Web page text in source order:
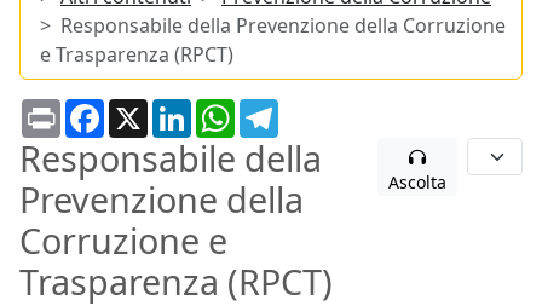
Responsabile della Prevenzione della Corruzione
e Trasparenza (RPCT)
PrintFacebook
X LinkedInWhatsApp
Responsabile della
Prevenzione della
Corruzione e
Trasparenza (RPCT)
Ascolta